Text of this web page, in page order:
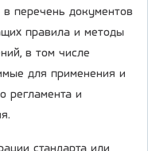
в перечень документов
правила и методы
в том числе
для применения и
регламента и